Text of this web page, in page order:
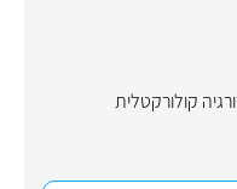
קולורקטלית